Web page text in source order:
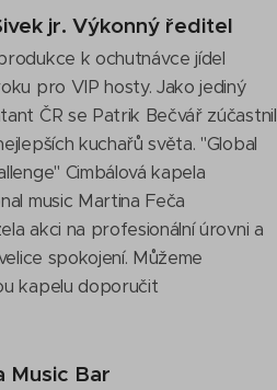
jr. Výkonný ředitel
k ochutnávce jídel
pro VIP hosty. Jako jediný
ČR se Patrik Bečvář zúčastnil
kuchařů světa. "Global
Cimbálová kapela
music Martina Feča
akci na profesionální úrovni a
spokojení. Můžeme
kapelu doporučit
Music Bar